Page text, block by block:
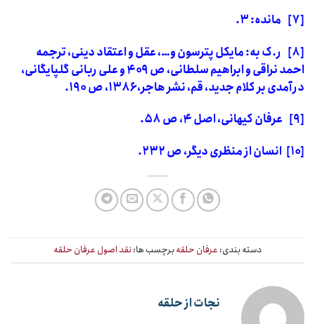
[۷]
مانده:۳.
[۸]
ر.ک به: مایکل پترسون و…، عقل و اعتقاد دینی، ترجمه
احمد نراقی و ابراهیم سلطانی، ص۴۰۹و علی ربانی گلپایگانی،
درآمدی بر کلام جدید، قم، نشر هاجر،۱۳۸۶، ص۱۹۰.
[۹]
عرفان کیهانی، اصل۴، ص۵۸.
[۱۰]
انسان از منظری دیگر، ص۲۳۲.
دسته بندی: عرفان حلقهبرچسب ها:نقد اصول عرفان حلقه
نجات از حلقه